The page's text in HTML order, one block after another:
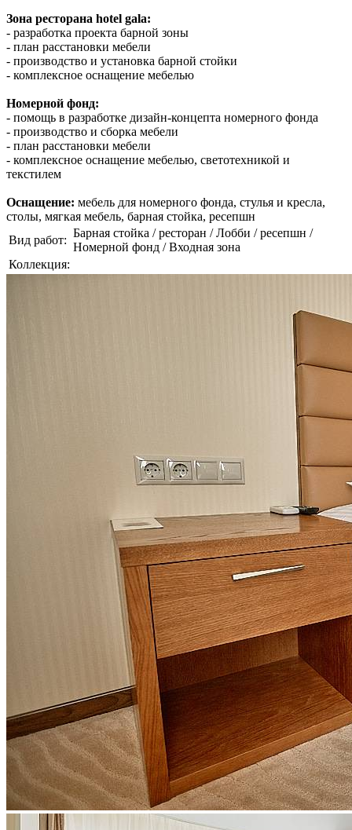
Зона ресторана hotel gala:
- разработка проекта барной зоны
- план расстановки мебели
- производство и установка барной стойки
- комплексное оснащение мебелью
Номерной фонд:
- помощь в разработке дизайн-концепта номерного фонда
- производство и сборка мебели
- план расстановки мебели
- комплексное оснащение мебелью, светотехникой и
текстилем
Оснащение: мебель для номерного фонда, стулья и кресла,
столы, мягкая мебель, барная стойка, ресепшн
Вид работ:
Барная стойка / ресторан / Лобби / ресепшн /
Номерной фонд / Входная зона
Коллекция: